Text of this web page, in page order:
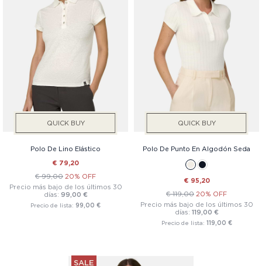
QUICK BUY
Polo De Lino Elástico
€ 79,20
€ 99,00 20% OFF
Precio más bajo de los últimos 30
días: 99,00 €
Precio de lista: 99,00 €
QUICK BUY
Polo De Punto En Algodón Seda
€ 95,20
€ 119,00 20% OFF
Precio más bajo de los últimos 30
días: 119,00 €
Precio de lista: 119,00 €
SALE